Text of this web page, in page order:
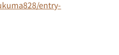
entry-